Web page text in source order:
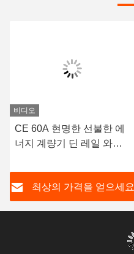
비디오
CE 60A 현명한 선불한 에
너지 계량기 딘 레일 와이
전기를 선납했습니다
최상의 가격을 얻으세요